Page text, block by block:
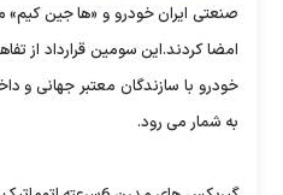
صنعتی ایران خودرو و «ها جین
خودرو با سازندگان معتبر جهانی و
به شمار می رود.